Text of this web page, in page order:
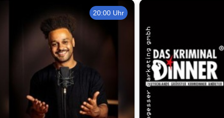
20:00 Uhr